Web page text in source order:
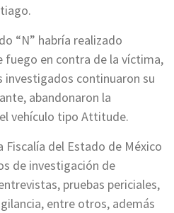
“N” habría realizado
fuego en contra de la víctima,
investigados continuaron su
abandonaron la
vehículo tipo Attitude.
Fiscalía del Estado de México
de investigación de
pruebas periciales,
entre otros, además